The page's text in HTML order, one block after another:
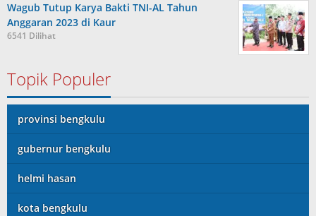
Wagub Tutup Karya Bakti TNI-AL Tahun
Anggaran 2023 di Kaur
6541 Dilihat
Topik Populer
provinsi bengkulu
gubernur bengkulu
helmi hasan
kota bengkulu